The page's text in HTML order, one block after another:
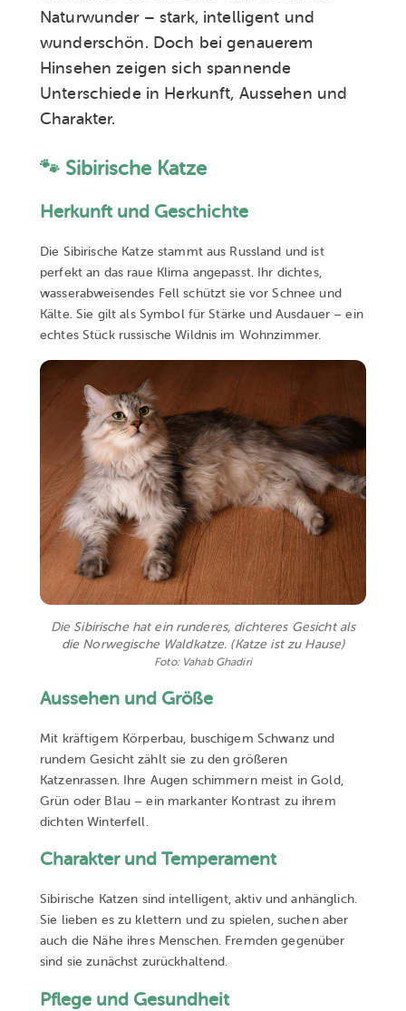
Naturwunder – stark, intelligent und
wunderschön. Doch bei genauerem
Hinsehen zeigen sich spannende
Unterschiede in Herkunft, Aussehen und
Charakter.
🐾 Sibirische Katze
Herkunft und Geschichte
Die Sibirische Katze stammt aus Russland und ist
perfekt an das raue Klima angepasst. Ihr dichtes,
wasserabweisendes Fell schützt sie vor Schnee und
Kälte. Sie gilt als Symbol für Stärke und Ausdauer – ein
echtes Stück russische Wildnis im Wohnzimmer.
Die Sibirische hat ein runderes, dichteres Gesicht als
die Norwegische Waldkatze. (Katze ist zu Hause)
Foto: Vahab Ghadiri
Aussehen und Größe
Mit kräftigem Körperbau, buschigem Schwanz und
rundem Gesicht zählt sie zu den größeren
Katzenrassen. Ihre Augen schimmern meist in Gold,
Grün oder Blau – ein markanter Kontrast zu ihrem
dichten Winterfell.
Charakter und Temperament
Sibirische Katzen sind intelligent, aktiv und anhänglich.
Sie lieben es zu klettern und zu spielen, suchen aber
auch die Nähe ihres Menschen. Fremden gegenüber
sind sie zunächst zurückhaltend.
Pflege und Gesundheit